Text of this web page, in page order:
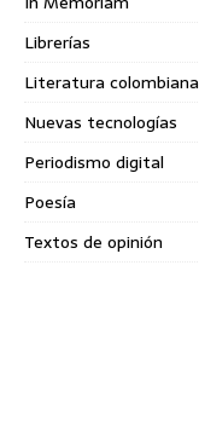
Librerías
Literatura colombiana
Nuevas tecnologías
Periodismo digital
Poesía
Textos de opinión